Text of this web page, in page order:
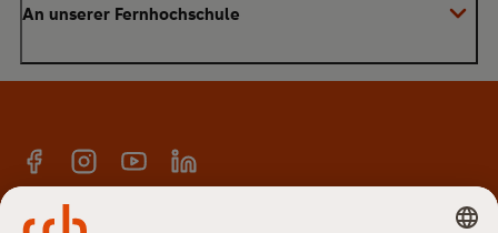
Anrechnung von Vorleistungen
Studienberatung
Master
Anmeldung Newsletter
An unserer Fernhochschule
Warum SRH?
E-Campus
Hochschulteam
FacebookInstagramYouTubeLinkedin